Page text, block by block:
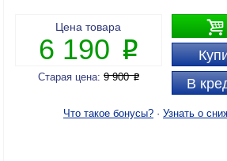

В
Цена товара
6 190 P
Старая цена: 9 900P
Что такое бонусы? · Узнать о